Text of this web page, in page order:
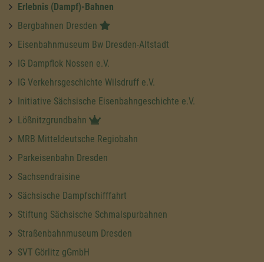
Erlebnis (Dampf)-Bahnen
Bergbahnen Dresden
Eisenbahnmuseum Bw Dresden-Altstadt
IG Dampflok Nossen e.V.
IG Verkehrsgeschichte Wilsdruff e.V.
Initiative Sächsische Eisenbahngeschichte e.V.
Lößnitzgrundbahn
MRB Mitteldeutsche Regiobahn
Parkeisenbahn Dresden
Sachsendraisine
Sächsische Dampfschifffahrt
Stiftung Sächsische Schmalspurbahnen
Straßenbahnmuseum Dresden
SVT Görlitz gGmbH